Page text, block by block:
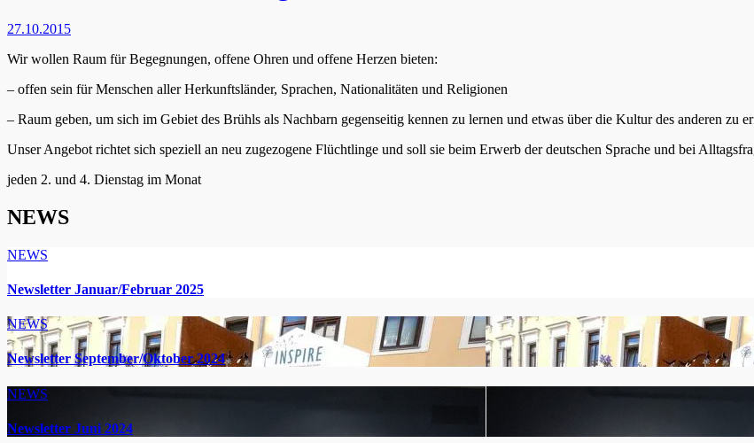
27.10.2015
Wir wollen Raum für Begegnungen, offene Ohren und offene Herzen bieten:
– offen sein für Menschen aller Herkunftsländer, Sprachen, Nationalitäten und Religionen
– Raum geben, um sich im Gebiet des Brühls als Nachbarn gegenseitig kennen zu lernen und etwas über die Kultur des anderen zu
Unser Angebot richtet sich speziell an neu zugezogene Flüchtlinge und soll sie beim Erwerb der deutschen Sprache und bei
jeden 2. und 4. Dienstag im Monat
NEWS
NEWS
Newsletter Januar/Februar 2025
NEWS
Newsletter September/Oktober 2024
NEWS
Newsletter Juni 2024